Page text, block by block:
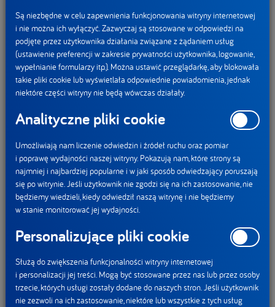
Sugerowana cena nowych jogurtów to 1,99 zł.
W nowej akcji Danonki
uczą dzieci, jak dbać
o naturę
Spółki DANONE
publikują pierwszy
wspólny Raport wpływu
Aktualności
Są niezbędne w celu zapewnienia funkcjonowania witryny internetowej
i nie można ich wyłączyć. Zazwyczaj są stosowane w odpowiedzi na
podjęte przez użytkownika działania związane z żądaniem usług
(ustawienie preferencji w zakresie prywatności użytkownika, logowanie,
wypełnianie formularzy itp.). Można ustawić przeglądarkę, aby blokowała
takie pliki cookie lub wyświetlała odpowiednie powiadomienia, jednak
niektóre części witryny nie będą wówczas działały.
Analityczne pliki cookie
Umożliwiają nam liczenie odwiedzin i źródeł ruchu oraz pomiar
i poprawę wydajności naszej witryny. Pokazują nam, które strony są
najmniej i najbardziej popularne i w jaki sposób odwiedzający poruszają
się po witrynie. Jeśli użytkownik nie zgodzi się na ich zastosowanie, nie
będziemy wiedzieli, kiedy odwiedził naszą witrynę i nie będziemy
w stanie monitorować jej wydajności.
Personalizujące pliki cookie
Służą do zwiększenia funkcjonalności witryny internetowej
i personalizacji jej treści. Mogą być stosowane przez nas lub przez osoby
trzecie, których usługi zostały dodane do naszych stron. Jeśli użytkownik
nie zezwoli na ich zastosowanie, niektóre lub wszystkie z tych usług